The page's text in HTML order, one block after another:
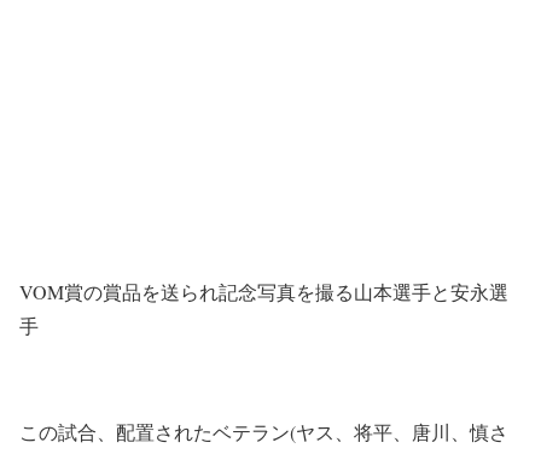
VOM賞の賞品を送られ記念写真を撮る山本選手と安永選
手
この試合、配置されたベテラン(ヤス、将平、唐川、慎さ